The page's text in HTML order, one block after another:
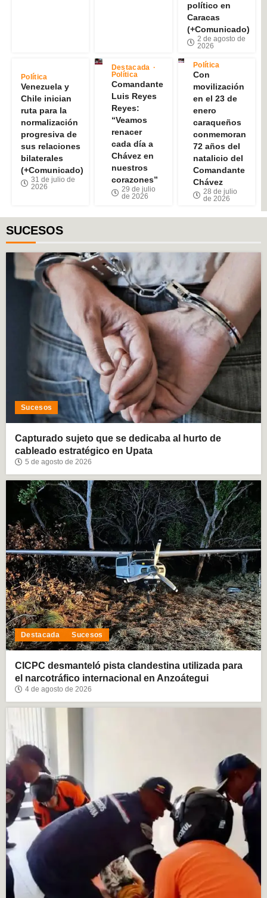
político en
Caracas
(+Comunicado)
2 de agosto de
2026
Política
Venezuela y
Chile inician
ruta para la
normalización
progresiva de
sus relaciones
bilaterales
(+Comunicado)
31 de julio de
2026
Destacada
Política
Comandante
Luis Reyes
Reyes:
“Veamos
renacer
cada día a
Chávez en
nuestros
corazones”
29 de julio
de 2026
Política
Con
movilización
en el 23 de
enero
caraqueños
conmemoran
72 años del
natalicio del
Comandante
Chávez
28 de julio
de 2026
SUCESOS
Sucesos
Capturado sujeto que se dedicaba al hurto de
cableado estratégico en Upata
5 de agosto de 2026
Destacada Sucesos
CICPC desmanteló pista clandestina utilizada para
el narcotráfico internacional en Anzoátegui
4 de agosto de 2026